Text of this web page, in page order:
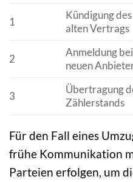
1
Kündigung des
alten Vertrags
2
Anmeldung
neuen
3
Übertragung
Zählerstands
Für den Fall eines
frühe Kommunikation
Parteien erfolgen, um